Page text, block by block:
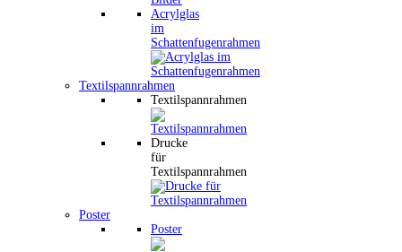
Acrylglas
im
Schattenfugenrahmen
Textilspannrahmen
Textilspannrahmen
Drucke
für
Textilspannrahmen
Poster
Poster